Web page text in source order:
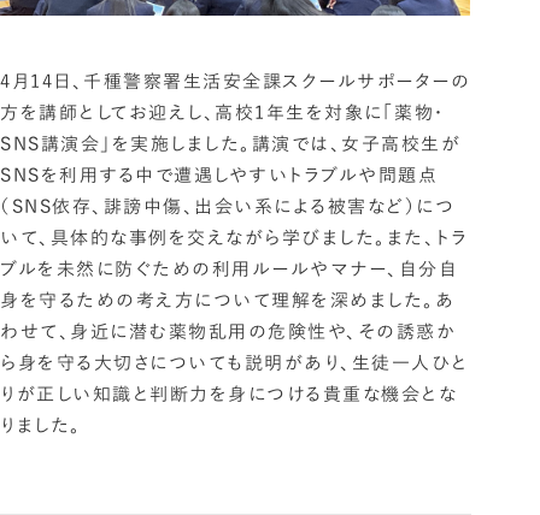
4月14日、千種警察署生活安全課スクールサポーターの
方を講師としてお迎えし、高校1年生を対象に「薬物・
SNS講演会」を実施しました。講演では、女子高校生が
SNSを利用する中で遭遇しやすいトラブルや問題点
（SNS依存、誹謗中傷、出会い系による被害など）につ
いて、具体的な事例を交えながら学びました。また、トラ
ブルを未然に防ぐための利用ルールやマナー、自分自
身を守るための考え方について理解を深めました。あ
わせて、身近に潜む薬物乱用の危険性や、その誘惑か
ら身を守る大切さについても説明があり、生徒一人ひと
りが正しい知識と判断力を身につける貴重な機会とな
りました。